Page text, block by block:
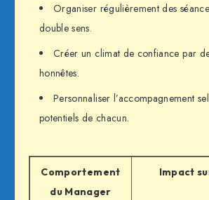
Organiser régulièrement des
double sens.
Créer un climat de confiance par
honnêtes.
Personnaliser l’accompagnement
potentiels de chacun.
Comportement
du Manager
Impact